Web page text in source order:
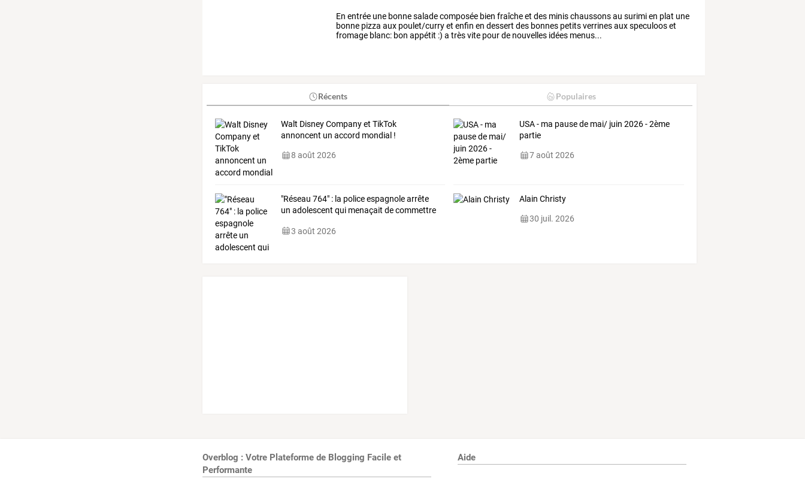
En entrée une bonne salade composée bien fraîche et des minis chaussons au surimi en plat une
bonne pizza aux poulet/curry et enfin en dessert des bonnes petits verrines aux speculoos et
fromage blanc: bon appétit :) a très vite pour de nouvelles idées menus...
Récents Populaires
Walt Disney Company et TikTok
annoncent un accord mondial !
8 août 2026
USA - ma pause de mai/ juin 2026 - 2ème
partie
7 août 2026
"Réseau 764":la policeespagnolearrête
un adolescent quimenaçait decommettre
3 août 2026
Alain Christy
30 juil. 2026
Overblog : Votre Plateforme de Blogging Facile et
Performante
Aide